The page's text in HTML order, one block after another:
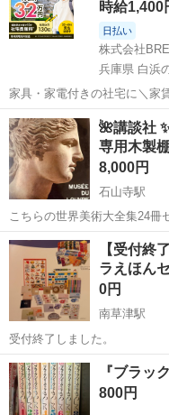
時給1,400
日払い
株式会社
兵庫県 白浜
家具・家電付きの社宅に＼家
｜未経験から月収例32万円♪｜さら
のお仕事 ◇車体用電池の製造◇ 機械の操作、部品のセッティン
査、清掃業務など。 ...
兵庫 姫路市 白浜の
🌺講談社
専用木製
8,000円
石山寺駅
こちらの世界美術大全集24冊
在価値30～40万円相当）の
代発行・長期保管品のため
れますが、年代を考慮す...
滋賀 大津市 石山寺駅
【受付終
ラえほん
0円
南草津駅
受付終了しました。
滋賀 草津市 南草津駅
『ブラッ
800円